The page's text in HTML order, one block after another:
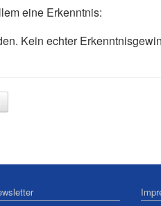
eine Erkenntnis:
Kein echter